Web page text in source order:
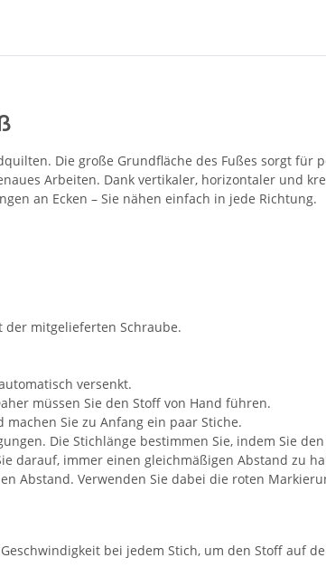
Die große Grundfläche des Fußes sorgt für
Arbeiten. Dank vertikaler, horizontaler und
an Ecken – Sie nähen einfach in jede Richtung.
der mitgelieferten Schraube.
versenkt.
müssen Sie den Stoff von Hand führen.
Sie zu Anfang ein paar Stiche.
Die Stichlänge bestimmen Sie, indem Sie
darauf, immer einen gleichmäßigen Abstand zu
Abstand. Verwenden Sie dabei die roten
bei jedem Stich, um den Stoff auf